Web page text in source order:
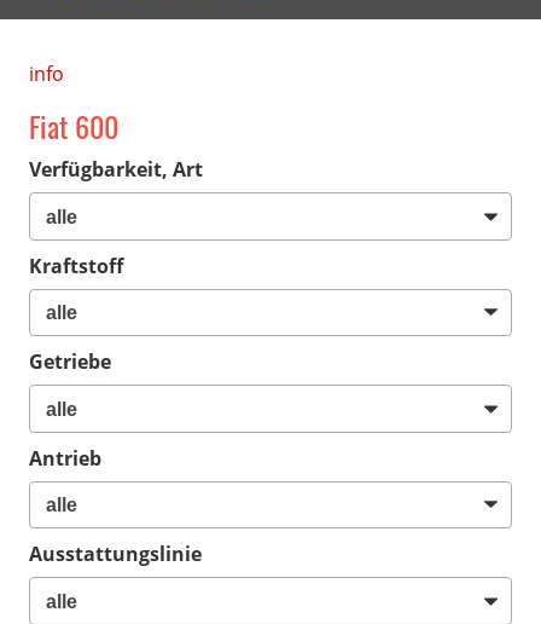
info
Fiat 600
Verfügbarkeit, Art
Kraftstoff
Getriebe
Antrieb
Ausstattungslinie